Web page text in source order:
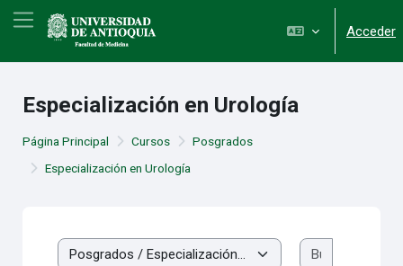
Salta al contenido principal
Panel lateral
Acceder
Especialización en Urología
Página Principal Cursos
Posgrados
Especialización en Urología